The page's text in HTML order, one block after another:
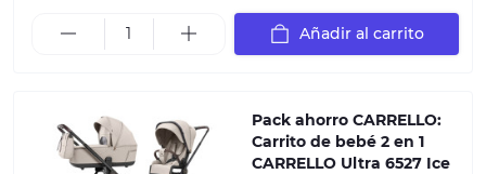
Añadir al carrito
Pack ahorro CARRELLO:
Carrito de bebé 2 en 1
CARRELLO Ultra 6527 Ice